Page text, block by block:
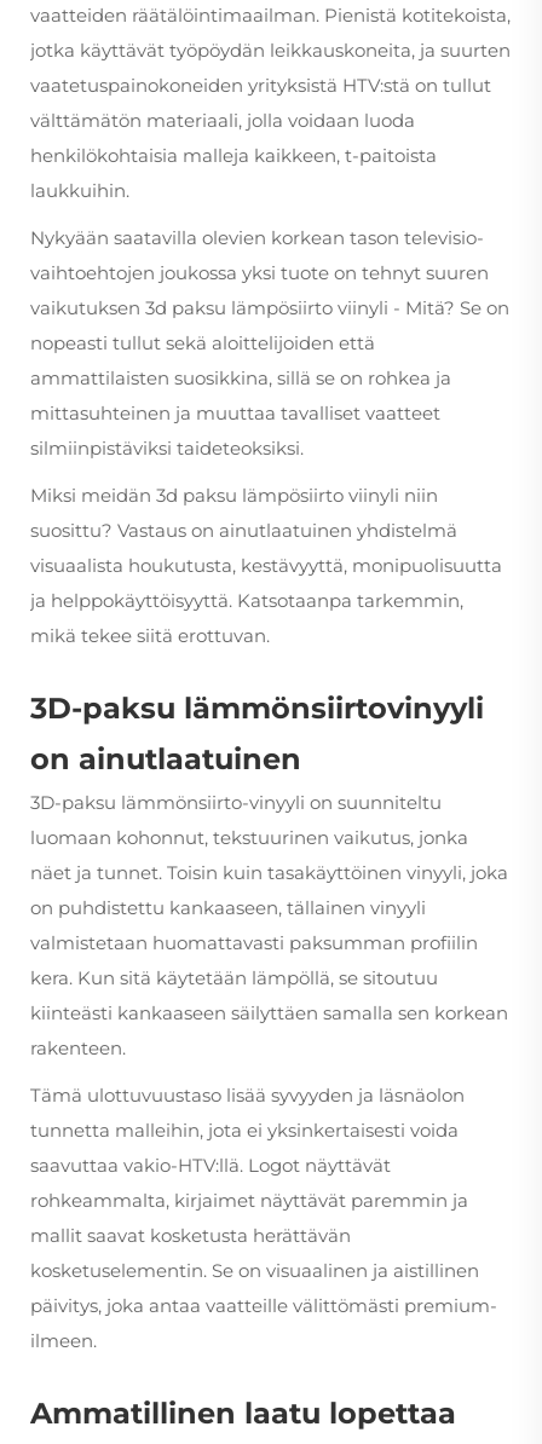
vaatteiden räätälöintimaailman. Pienistä kotitekoista,
jotka käyttävät työpöydän leikkauskoneita, ja suurten
vaatetuspainokoneiden yrityksistä HTV:stä on tullut
välttämätön materiaali, jolla voidaan luoda
henkilökohtaisia malleja kaikkeen, t-paitoista
laukkuihin.
Nykyään saatavilla olevien korkean tason televisio-
vaihtoehtojen joukossa yksi tuote on tehnyt suuren
vaikutuksen 3d paksu lämpösiirto viinyli - Mitä? Se on
nopeasti tullut sekä aloittelijoiden että
ammattilaisten suosikkina, sillä se on rohkea ja
mittasuhteinen ja muuttaa tavalliset vaatteet
silmiinpistäviksi taideteoksiksi.
Miksi meidän 3d paksu lämpösiirto viinyli niin
suosittu? Vastaus on ainutlaatuinen yhdistelmä
visuaalista houkutusta, kestävyyttä, monipuolisuutta
ja helppokäyttöisyyttä. Katsotaanpa tarkemmin,
mikä tekee siitä erottuvan.
3D-paksu lämmönsiirtovinyyli
on ainutlaatuinen
3D-paksu lämmönsiirto-vinyyli on suunniteltu
luomaan kohonnut, tekstuurinen vaikutus, jonka
näet ja tunnet. Toisin kuin tasakäyttöinen vinyyli, joka
on puhdistettu kankaaseen, tällainen vinyyli
valmistetaan huomattavasti paksumman profiilin
kera. Kun sitä käytetään lämpöllä, se sitoutuu
kiinteästi kankaaseen säilyttäen samalla sen korkean
rakenteen.
Tämä ulottuvuustaso lisää syvyyden ja läsnäolon
tunnetta malleihin, jota ei yksinkertaisesti voida
saavuttaa vakio-HTV:llä. Logot näyttävät
rohkeammalta, kirjaimet näyttävät paremmin ja
mallit saavat kosketusta herättävän
kosketuselementin. Se on visuaalinen ja aistillinen
päivitys, joka antaa vaatteille välittömästi premium-
ilmeen.
Ammatillinen laatu lopettaa